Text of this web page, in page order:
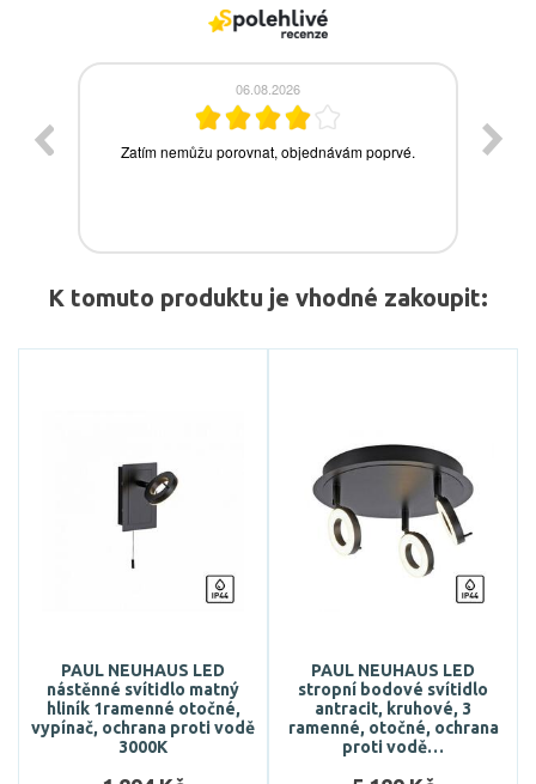
K tomuto produktu je vhodné zakoupit:
PAUL NEUHAUS LED
nástěnné svítidlo matný
hliník 1ramenné otočné,
vypínač, ochrana proti vodě
3000K
PAUL NEUHAUS LED
stropní bodové svítidlo
antracit, kruhové, 3
ramenné, otočné, ochrana
proti vodě…